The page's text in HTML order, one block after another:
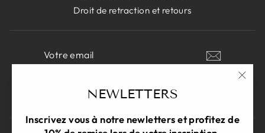
NEWLETTERS
Inscrivez vous à notre newletters et profitez de
Droit de retraction et retours
Instagram
Facebook